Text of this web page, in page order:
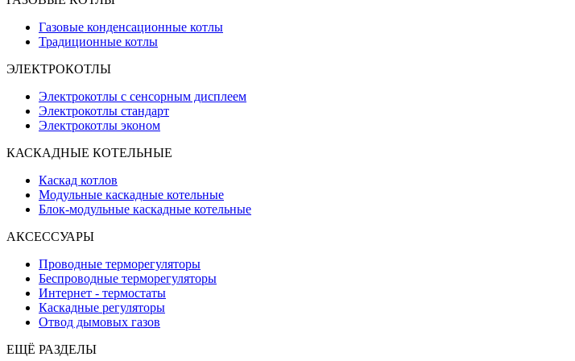
Газовые конденсационные котлы
Традиционные котлы
ЭЛЕКТРОКОТЛЫ
Электрокотлы с сенсорным дисплеем
Электрокотлы стандарт
Электрокотлы эконом
КАСКАДНЫЕ КОТЕЛЬНЫE
Каскад котлов
Модульные каскадные котельные
Блок-модульные каскадные котельные
АКСЕССУАРЫ
Проводные терморегуляторы
Беспроводные терморегуляторы
Интернет - термостаты
Каскадные регуляторы
Отвод дымовых газов
ЕЩЁ РАЗДЕЛЫ